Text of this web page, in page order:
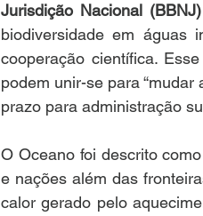
Jurisdição Nacional
biodiversidade em águas
cooperação científica.
podem unir-se para
prazo para administração
O Oceano foi descrito como
e nações além das
calor gerado pelo